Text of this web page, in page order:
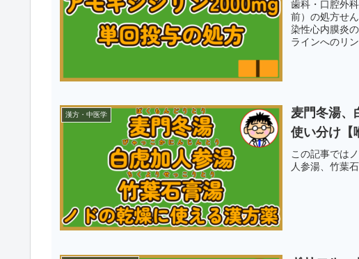
歯科・口腔外
前）の処方せ
染性心内膜炎
ラインへのリ
漢方・中医学
麦門冬湯、
使い分け【
この記事では
人参湯、竹葉